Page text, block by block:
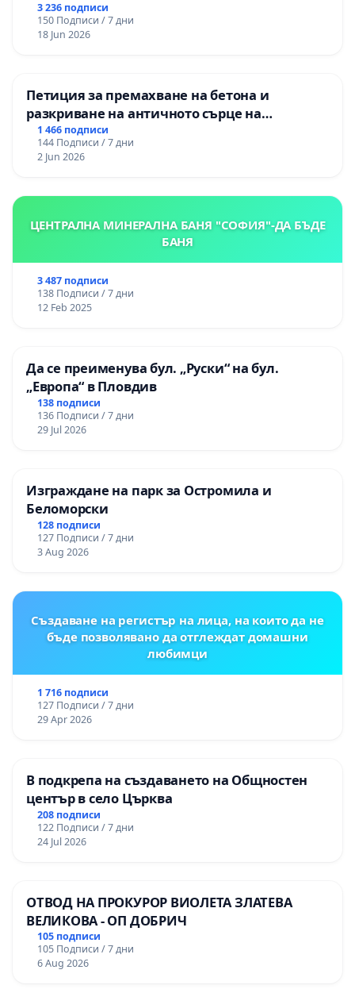
3 236 подписи
150 Подписи / 7 дни
18 Jun 2026
Петиция за премахване на бетона и
разкриване на античното сърце на
Могиланската могила във Враца
1 466 подписи
144 Подписи / 7 дни
2 Jun 2026
ЦЕНТРАЛНА МИНЕРАЛНА БАНЯ "СОФИЯ"-ДА БЪДЕ
БАНЯ
3 487 подписи
138 Подписи / 7 дни
12 Feb 2025
Да се преименува бул. „Руски“ на бул.
„Европа“ в Пловдив
138 подписи
136 Подписи / 7 дни
29 Jul 2026
Изграждане на парк за Остромила и
Беломорски
128 подписи
127 Подписи / 7 дни
3 Aug 2026
Създаване на регистър на лица, на които да не
бъде позволявано да отглеждат домашни
любимци
1 716 подписи
127 Подписи / 7 дни
29 Apr 2026
В подкрепа на създаването на Общностен
център в село Църква
208 подписи
122 Подписи / 7 дни
24 Jul 2026
ОТВОД НА ПРОКУРОР ВИОЛЕТА ЗЛАТЕВА
ВЕЛИКОВА - ОП ДОБРИЧ
105 подписи
105 Подписи / 7 дни
6 Aug 2026